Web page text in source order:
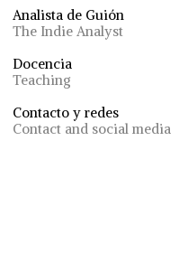
Analista de Guión
The Indie Analyst
Docencia
Teaching
Contacto y redes
Contact and social media